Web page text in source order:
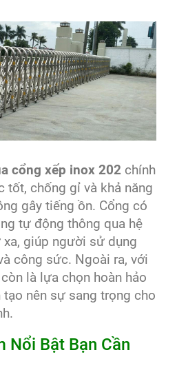
cổng xếp inox 202 chính
tốt, chống gỉ và khả năng
gây tiếng ồn. Cổng có
tự động thông qua hệ
giúp người sử dụng
công sức. Ngoài ra, với
là lựa chọn hoàn hảo
nên sự sang trọng cho
Nổi Bật Bạn Cần